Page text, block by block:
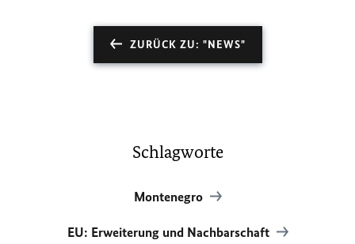
ZURÜCK ZU: "NEWS"
Schlagworte
Montenegro
EU: Erweiterung und Nachbarschaft